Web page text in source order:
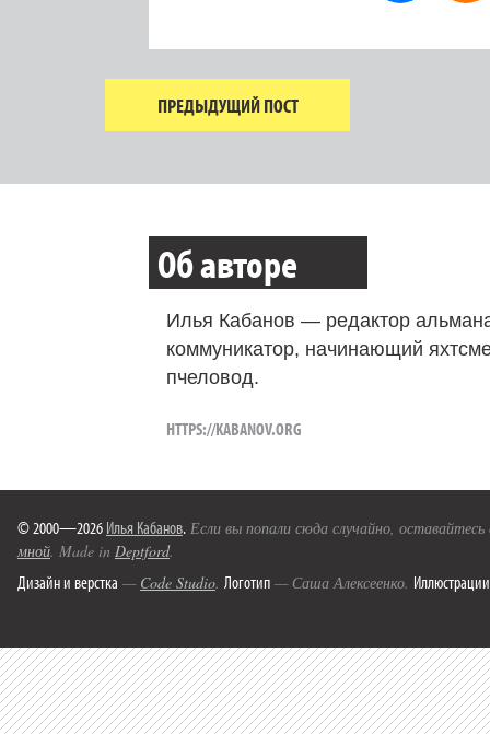
ПРЕДЫДУЩИЙ ПОСТ
Об авторе
Илья Кабанов — редактор
коммуникатор, начинающий
пчеловод.
HTTPS://KABANOV.ORG
© 2000—2026 Илья Кабанов. Если вы попали сюда случайно,
мной. Made in Deptford.
Дизайн и верстка — Code Studio. Логотип — Саша Алексеенко. Иллюстрации